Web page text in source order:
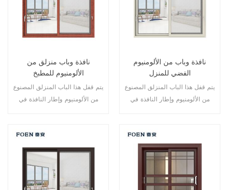
نافذة وباب منزلق من
الألومنيوم للمطبخ
يتم قفل هذا الباب المنزلق المصنوع
من الألومنيوم وإطار النافذة في
الأبواب لتلبية الاحتياجات المعمارية
المختلفة
نافذة وباب من الألومنيوم
الفضي للمنزل
يتم قفل هذا الباب المنزلق المصنوع
من الألومنيوم وإطار النافذة في
الأبواب لتلبية الاحتياجات المعمارية
المختلفة.